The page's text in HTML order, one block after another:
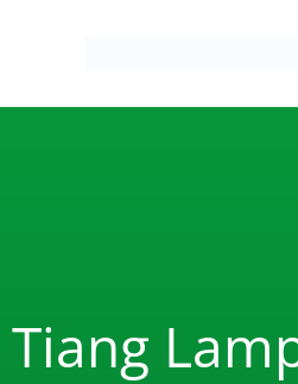
Tiang